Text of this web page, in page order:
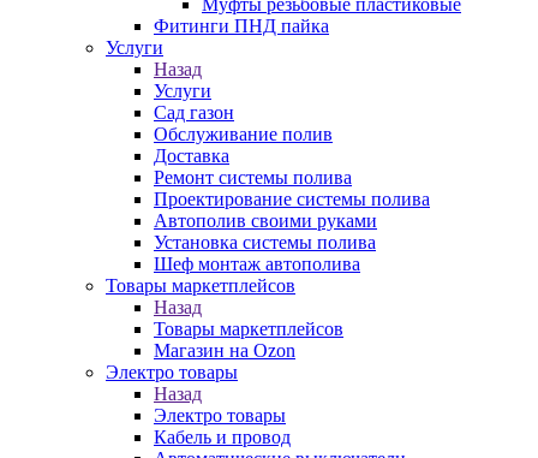
Муфты резьбовые пластиковые
Фитинги ПНД пайка
Услуги
Назад
Услуги
Сад газон
Обслуживание полив
Доставка
Ремонт системы полива
Проектирование системы полива
Автополив своими руками
Установка системы полива
Шеф монтаж автополива
Товары маркетплейсов
Назад
Товары маркетплейсов
Магазин на Ozon
Электро товары
Назад
Электро товары
Кабель и провод